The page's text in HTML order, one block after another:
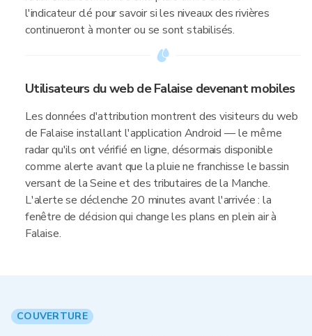
l'indicateur clé pour savoir si les niveaux des rivières
continueront à monter ou se sont stabilisés.
Utilisateurs du web de Falaise devenant mobiles
Les données d'attribution montrent des visiteurs du web
de Falaise installant l'application Android — le même
radar qu'ils ont vérifié en ligne, désormais disponible
comme alerte avant que la pluie ne franchisse le bassin
versant de la Seine et des tributaires de la Manche.
L'alerte se déclenche 20 minutes avant l'arrivée : la
fenêtre de décision qui change les plans en plein air à
Falaise.
COUVERTURE